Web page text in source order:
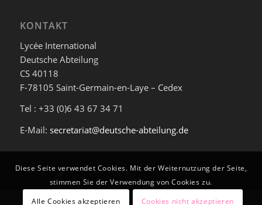
KONTAKT
Lycée International
Deutsche Abteilung
CS 40118
F-78105 Saint-Germain-en-Laye – Cedex
Tel : +33 (0)6 43 67 34 71
E-Mail: secretariat@deutsche-abteilung.de
Diese Seite verwendet Cookies. Mit der Weiternutzung der Seite,
stimmen Sie der Verwendung von Cookies zu.
Alle Cookies akzeptieren
Cookies nicht akzeptieren